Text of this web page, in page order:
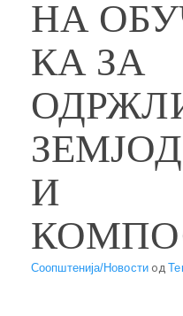
НА
КА ЗА
И
Соопштенија/Новостиод